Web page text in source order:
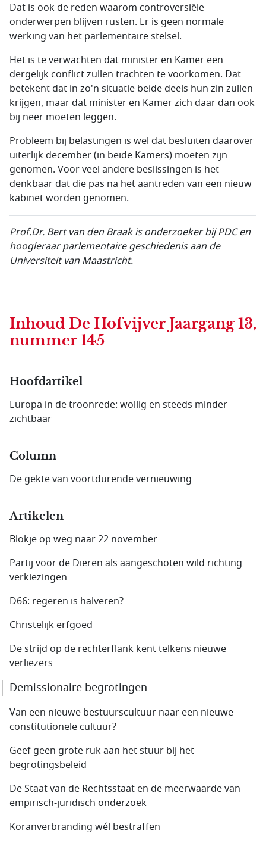
Dat is ook de reden waarom controversiële
onderwerpen blijven rusten. Er is geen normale
werking van het parlementaire stelsel.
Het is te verwachten dat minister en Kamer een
dergelijk conflict zullen trachten te voorkomen. Dat
betekent dat in zo'n situatie beide deels hun zin zullen
krijgen, maar dat minister en Kamer zich daar dan ook
bij neer moeten leggen.
Probleem bij belastingen is wel dat besluiten daarover
uiterlijk december (in beide Kamers) moeten zijn
genomen. Voor veel andere beslissingen is het
denkbaar dat die pas na het aantreden van een nieuw
kabinet worden genomen.
Prof.Dr. Bert van den Braak is onderzoeker bij PDC en
hoogleraar parlementaire geschiedenis aan de
Universiteit van Maastricht.
Inhoud De Hofvijver Jaargang 13,
nummer 145
Hoofdartikel
Europa in de troonrede: wollig en steeds minder
zichtbaar
Column
De gekte van voortdurende vernieuwing
Artikelen
Blokje op weg naar 22 november
Partij voor de Dieren als aangeschoten wild richting
verkiezingen
D66: regeren is halveren?
Christelijk erfgoed
De strijd op de rechterflank kent telkens nieuwe
verliezers
Demissionaire begrotingen
Van een nieuwe bestuurscultuur naar een nieuwe
constitutionele cultuur?
Geef geen grote ruk aan het stuur bij het
begrotingsbeleid
De Staat van de Rechtsstaat en de meerwaarde van
empirisch-juridisch onderzoek
Koranverbranding wél bestraffen